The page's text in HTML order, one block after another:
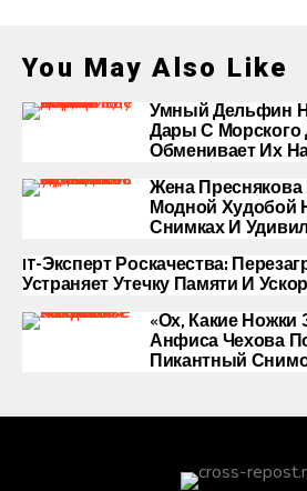
You May Also Like
Умный Дельфин
Дары С Морского
Обменивает Их
Жена Преснякова
Модной Худобой
Снимках И
IT-Эксперт Роскачества:
Устраняет Утечку Памяти И
«Ох, Какие Ножки
Анфиса Чехова
Пикантный